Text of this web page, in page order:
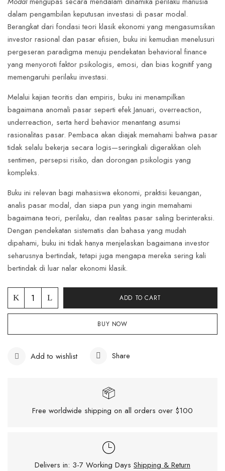
dalam pengambilan keputusan investasi di pasar modal.
Berangkat dari fondasi teori klasik ekonomi yang mengasumsikan
investor rasional dan pasar efisien, buku ini kemudian menelusuri
pergeseran paradigma menuju pendekatan behavioral finance
yang menyoroti faktor psikologis, emosi, dan bias kognitif yang
memengaruhi perilaku investasi.
Melalui kajian teoritis dan empiris, buku ini menampilkan
bagaimana anomali pasar seperti efek Januari, overreaction,
underreaction, serta herd behavior menantang asumsi
rasionalitas pasar. Pembaca akan diajak memahami bahwa pasar
tidak selalu bekerja secara logis—seringkali digerakkan oleh
sentimen, persepsi risiko, dan dorongan psikologis yang
kompleks.
Buku ini relevan bagi mahasiswa ekonomi, praktisi keuangan,
analis pasar modal, dan siapa pun yang ingin memahami
bagaimana teori, perilaku, dan realitas pasar saling berinteraksi.
Dengan pendekatan sistematis dan bahasa yang mudah
dipahami, buku ini tidak hanya menjelaskan bagaimana investor
seharusnya bertindak, tetapi juga mengapa mereka sering kali
bertindak di luar nalar ekonomi klasik.
ADD TO CART
BUY NOW
Add to wishlist Share
Free worldwide shipping on all orders over $100
Delivers in: 3-7 Working Days Shipping & Return